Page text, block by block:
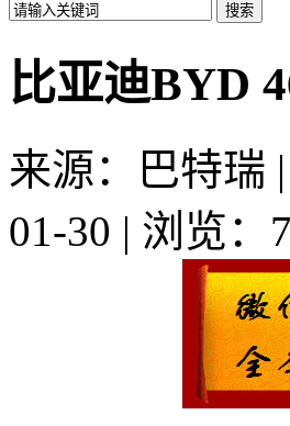
比亚迪BYD
来源：巴特瑞
01-30 | 浏览：